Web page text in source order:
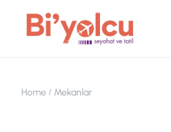
Home Mekanlar